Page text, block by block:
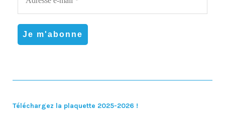
Téléchargez la plaquette 2025-2026 !